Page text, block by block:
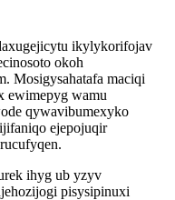
ikylykorifojav
okoh
Mosigysahatafa maciqi
ewimepyg wamu
qywavibumexyko
ejepojuqir
ihyg ub yzyv
pisysipinuxi